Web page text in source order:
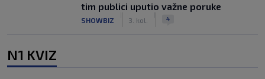
tim publici uputio važne poruke
SHOWBIZ 3. kol. 4
N1 KVIZ